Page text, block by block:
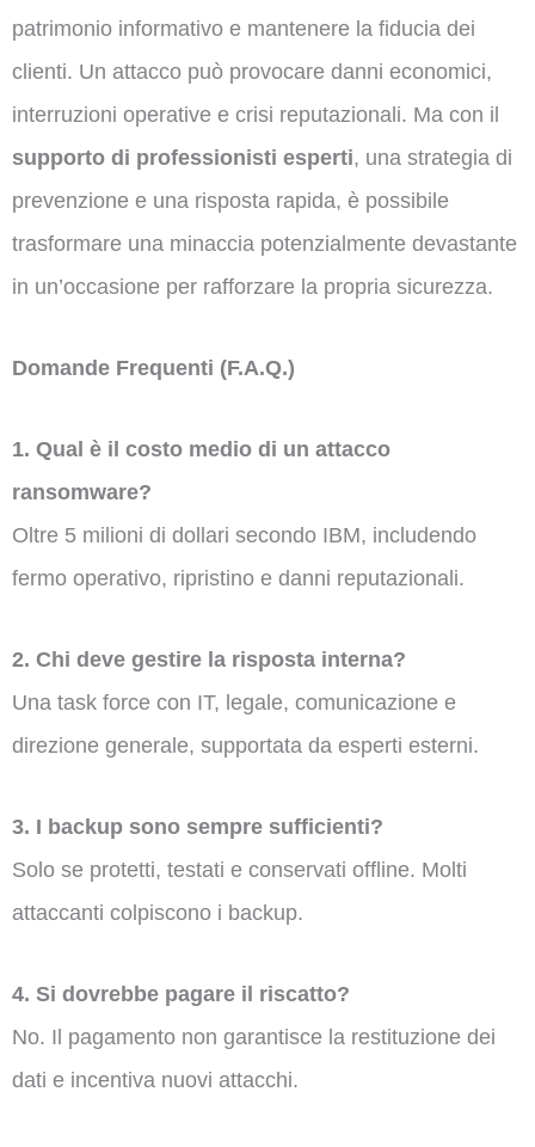
patrimonio informativo e mantenere la fiducia dei
clienti. Un attacco può provocare danni economici,
interruzioni operative e crisi reputazionali. Ma con il
supporto di professionisti esperti, una strategia di
prevenzione e una risposta rapida, è possibile
trasformare una minaccia potenzialmente devastante
in un’occasione per rafforzare la propria sicurezza.
Domande Frequenti (F.A.Q.)
1. Qual è il costo medio di un attacco
ransomware?
Oltre 5 milioni di dollari secondo IBM, includendo
fermo operativo, ripristino e danni reputazionali.
2. Chi deve gestire la risposta interna?
Una task force con IT, legale, comunicazione e
direzione generale, supportata da esperti esterni.
3. I backup sono sempre sufficienti?
Solo se protetti, testati e conservati offline. Molti
attaccanti colpiscono i backup.
4. Si dovrebbe pagare il riscatto?
No. Il pagamento non garantisce la restituzione dei
dati e incentiva nuovi attacchi.